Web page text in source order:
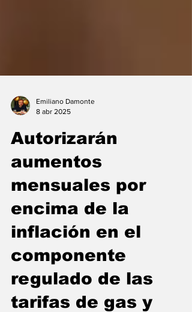
8 abr 2025
Autorizarán
aumentos
mensuales por
encima de la
inflación en el
componente
regulado de las